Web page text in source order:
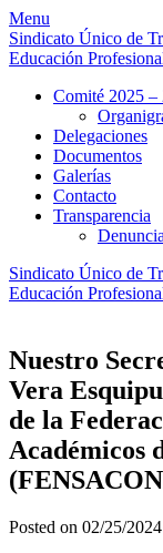
Skip
to
content
Menu
Sindicato Único de
Educación
Comité 2025 –
Delegaciones
Documentos
Galerías
Contacto
Transparencia
Sindicato Único de
Educación
Nuestro
Vera
de la
Académicos
Posted on 02/25/2024